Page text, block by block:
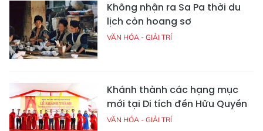
Không nhận ra Sa Pa thời du
lịch còn hoang sơ
VĂN HÓA - GIẢI TRÍ
Khánh thành các hạng mục
mới tại Di tích đền Hữu Quyền
VĂN HÓA - GIẢI TRÍ